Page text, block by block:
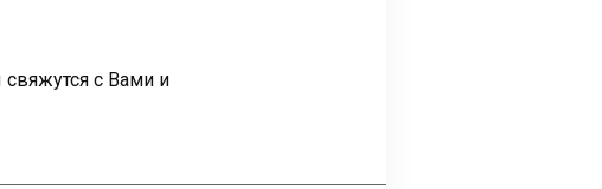
с Вами и